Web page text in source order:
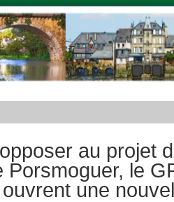
au projet
Porsmoguer, le
une